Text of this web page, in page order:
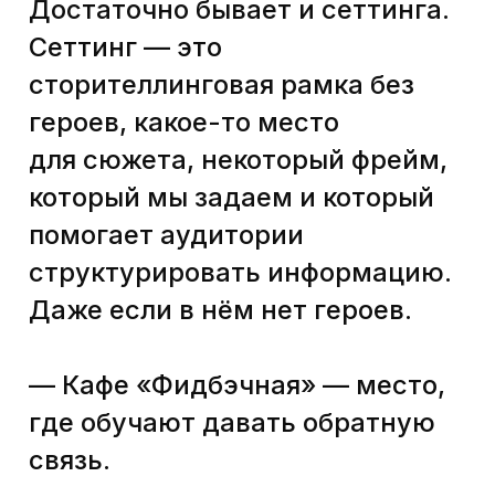
Прием № 4
Подбираем tone of voice
Tone of voice (стиль общения)
аудитории — зацепить родными
им словечками. В каждой
компании свои культура и стиль
с аудиторией.
Почти у каждой специальности
есть свой «птичий» язык.